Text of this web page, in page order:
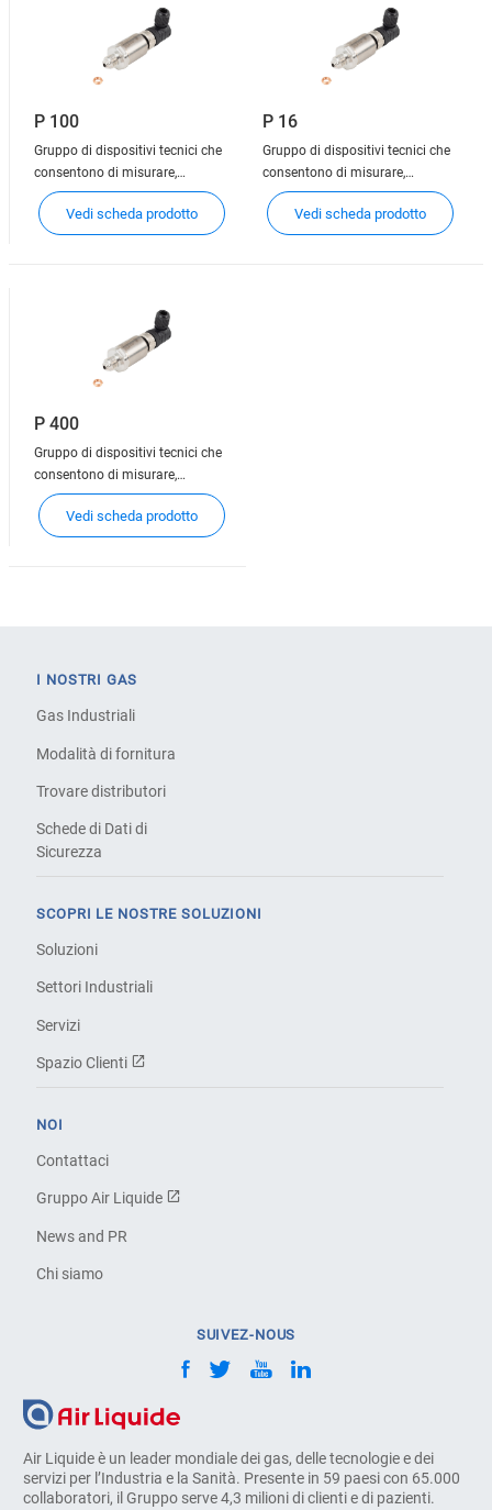
P 100
Gruppo di dispositivi tecnici che
consentono di misurare,
controllare, indicare e regolare la
portata o la pressione del gas.
Vedi scheda prodotto
P 16
Gruppo di dispositivi tecnici che
consentono di misurare,
controllare, indicare e regolare la
portata o la pressione del gas.
Vedi scheda prodotto
P 400
Gruppo di dispositivi tecnici che
consentono di misurare,
controllare, indicare e regolare la
portata o la pressione del gas.
Vedi scheda prodotto
Air Liquide è un leader mondiale dei gas, delle tecnologie e dei
servizi per l’Industria e la Sanità. Presente in 59 paesi con 65.000
collaboratori, il Gruppo serve 4,3 milioni di clienti e di pazienti.
I NOSTRI GAS
Gas Industriali
Modalità di fornitura
Trovare distributori
Schede di Dati di
Sicurezza
SCOPRI LE NOSTRE SOLUZIONI
Soluzioni
Settori Industriali
Servizi
Spazio Clienti
NOI
Contattaci
Gruppo Air Liquide
News and PR
Chi siamo
SUIVEZ-NOUS